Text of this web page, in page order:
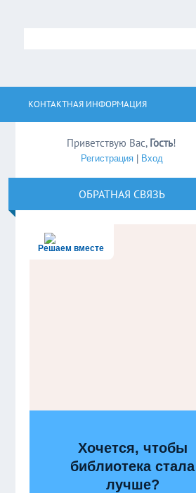
КОНТАКТНАЯ ИНФОРМАЦИЯ
Приветствую Вас, Гость!
Регистрация| Вход
ОБРАТНАЯ СВЯЗЬ
Решаем вместе
Хочется, чтобы
библиотека стала
лучше?